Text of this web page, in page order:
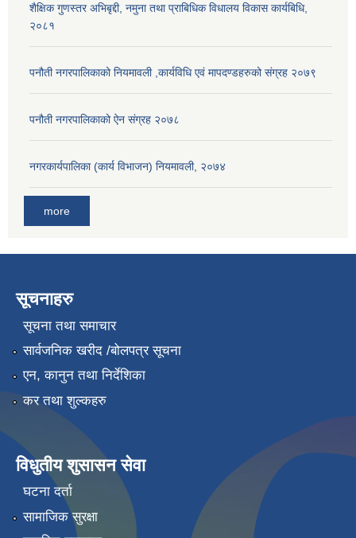
शैक्षिक गुणस्तर अभिबृद्दी, नमुना तथा प्राबिधिक विधालय विकास कार्यबिधि,
२०८१
पनौती नगरपालिकाको नियमावली ,कार्यविधि एवं मापदण्डहरुको संग्रह २०७९
पनौती नगरपालिकाको ऐन संग्रह २०७८
नगरकार्यपालिका (कार्य विभाजन) नियमावली, २०७४
more
सूचनाहरु
सूचना तथा समाचार
सार्वजनिक खरीद /बोलपत्र सूचना
एन, कानुन तथा निर्देशिका
कर तथा शुल्कहरु
विधुतीय शुसासन सेवा
घटना दर्ता
सामाजिक सुरक्षा